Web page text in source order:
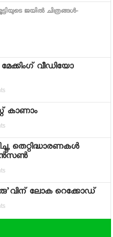
ജയില്‍ ചിത്രങ്ങള്‍-
വീഡിയോ
കാണാം
തെറ്റിദ്ധാരണകള്‍
ലോക റെക്കോഡ്